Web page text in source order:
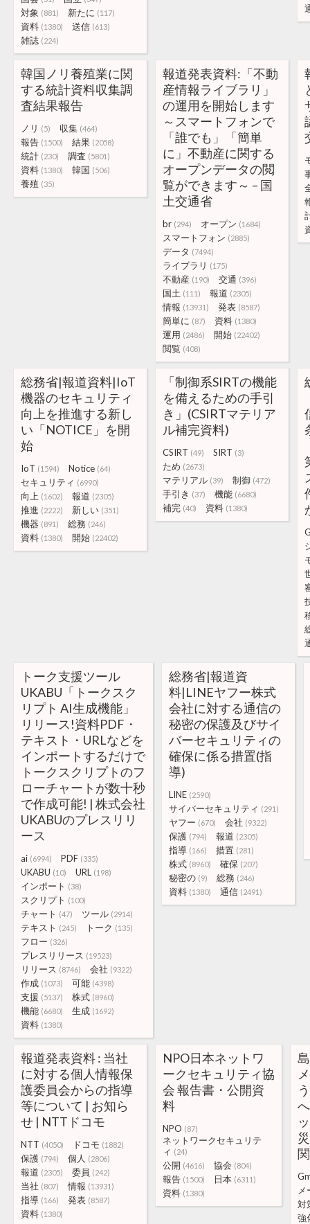
対象 (881) 新たに (117)
資料 (1380) 送信 (613)
雑誌 (224)
韓国ノリ養殖業に関
する統計資料収集調
査結果報告
ノリ (5) 収集 (464)
報告 (1500) 結果 (2058)
統計 (230) 調査 (5801)
資料 (1380) 韓国 (506)
養殖 (35)
報道発表資料:「不動
産情報ライブラリ」
の運用を開始します
～スマートフォンで
「誰でも」「簡単
に」不動産に関する
オープンデータの閲
覧ができます～ – 国
土交通省
br (294) オープン (1684)
スマートフォン (2885)
データ (7494)
ライブラリ (175)
不動産 (190) 交通 (396)
国土 (111) 報道 (2305)
情報 (13931) 発表 (8587)
簡単に (87) 資料 (1380)
運用 (2486) 開始 (22402)
閲覧 (408)
総務省|報道資料|IoT
機器のセキュリティ
向上を推進する新し
い「NOTICE」を開
始
IoT (1594) Notice (64)
セキュリティ (6990)
向上 (1602) 報道 (2305)
推進 (2222) 新しい (351)
機器 (891) 総務 (246)
資料 (1380) 開始 (22402)
「制御系SIRTの機能
を備えるための手引
き」(CSIRTマテリア
ル補完資料)
CSIRT (49) SIRT (3)
ため (2673)
マテリアル (39) 制御 (472)
手引き (37) 機能 (6680)
補完 (40) 資料 (1380)
トーク支援ツール
UKABU「トークスク
リプト AI生成機能」
リリース!資料PDF・
テキスト・URLなどを
インポートするだけで
トークスクリプトのフ
ローチャートが数十秒
で作成可能! | 株式会社
UKABUのプレスリリ
ース
ai (6994) PDF (335)
UKABU (10) URL (198)
インポート (38)
スクリプト (100)
チャート (47) ツール (2914)
テキスト (245) トーク (135)
フロー (326)
プレスリリース (19523)
リリース (8746) 会社 (9322)
作成 (1073) 可能 (4398)
支援 (5137) 株式 (8960)
機能 (6680) 生成 (1692)
資料 (1380)
総務省|報道資
料|LINEヤフー株式
会社に対する通信の
秘密の保護及びサイ
バーセキュリティの
確保に係る措置(指
導)
LINE (2590)
サイバーセキュリティ (291)
ヤフー (670) 会社 (9322)
保護 (794) 報道 (2305)
指導 (166) 措置 (281)
株式 (8960) 確保 (207)
秘密の (9) 総務 (246)
資料 (1380) 通信 (2491)
報道発表資料 : 当社
に対する個人情報保
護委員会からの指導
等について | お知ら
せ | NTTドコモ
NTT (4050) ドコモ (1882)
保護 (794) 個人 (2806)
報道 (2305) 委員 (242)
当社 (807) 情報 (13931)
指導 (166) 発表 (8587)
資料 (1380)
NPO日本ネットワ
ークセキュリティ協
会 報告書・公開資
料
NPO (87)
ネットワークセキュリテ
ィ (24)
公開 (4616) 協会 (804)
報告 (1500) 日本 (6311)
資料 (1380)
メ
対
強